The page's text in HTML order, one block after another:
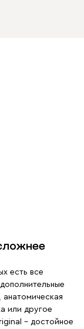
есть все
или другое
– достойное